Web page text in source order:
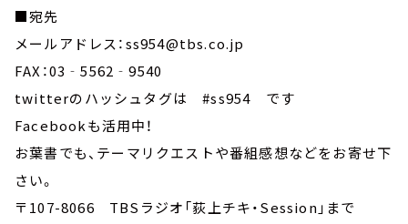
■宛先
メールアドレス：ss954@tbs.co.jp
FAX：03‐5562‐9540
twitterのハッシュタグは #ss954 です
Facebookも活用中！
お葉書でも、テーマリクエストや番組感想などをお寄せ下
さい。
〒107-8066 TBSラジオ「荻上チキ・Session」まで